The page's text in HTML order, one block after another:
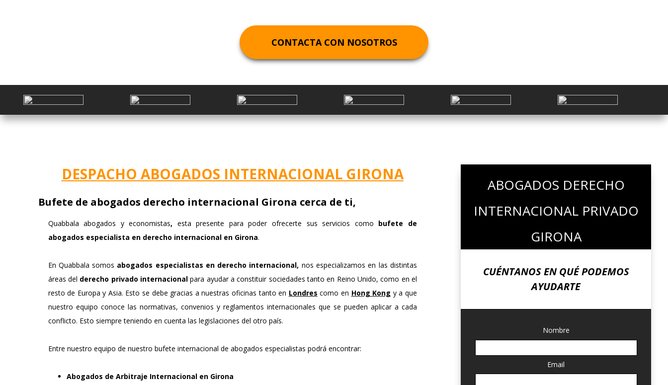
DERECHO PENAL ECONÓMICO
DERECHO COMUNITARIO EUROPEO E
ELABORACIÓN DE PLAN ESTRATÉGICO
PLANES ECONÓMICO-FINANCIEROS
MADRID
MÁLAGA
SAN SEBASTIÁN
ZARAGOZA
CONTACTA CON NOSOTROS
DESPACHO ABOGADOS INTERNACIONAL GIRONA
Bufete de abogados derecho internacional Girona cerca de ti,
Quabbala abogados y economistas, esta presente para poder ofrecerte sus servicios como bufete de
abogados especialista en derecho internacional en Girona.
En Quabbala somos abogados especialistas en derecho internacional, nos especializamos en las distintas
áreas del derecho privado internacionalpara ayudar a constituir sociedades tanto en Reino Unido, como en el
resto de Europa y Asia. Esto se debe gracias a nuestras oficinas tanto en Londres como en Hong Kong y a que
nuestro equipo conoce las normativas, convenios y reglamentos internacionales que se pueden aplicar a cada
conflicto. Esto siempre teniendo en cuenta las legislaciones del otro país.
Entre nuestro equipo de nuestro bufete internacional de abogados especialistas podrá encontrar:
Abogados de Arbitraje Internacional en Girona
ABOGADOS DERECHO
INTERNACIONAL PRIVADO
GIRONA
CUÉNTANOS EN QUÉ PODEMOS
AYUDARTE
Nombre
Email